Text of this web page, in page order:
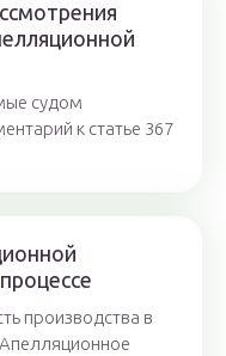
судом
к статье 367
производства в